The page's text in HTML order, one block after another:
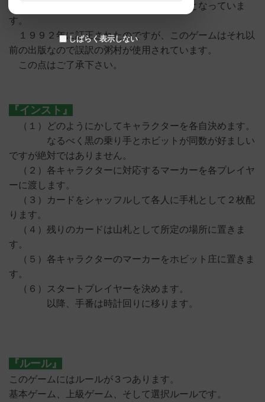
小説翻訳時の誤訳で、現在ではブリー村となっていま
す。
１９９２年に訂正されたのですが、このゲームはそれ以
前の出版なので誤訳の粥村が使用されています。
この点はご了承下さい。
『インスト』
（１）どのようにかしてキャラクターを各自決めます。
なるべく黒の乗り手とホビットが同数が好ましい
ですが絶対ではありません。
（２）各キャラクターに対応するマーカーを各プレイヤ
ーに渡します。
（３）カードをシャッフルして各人に手札として２枚配
ります。
（４）残りのカードは山札として所定の場所に置きま
す。
（５）各キャラクターのマーカーをホビット庄に置きま
す。
（６）スタートプレイヤーを決めます。
以降、手番は時計回りに移ります。
『ルール』
このゲームにはルールが３つあります。
基本ゲーム、上級ゲーム、そして選択ルールです。
しばらく表示しない